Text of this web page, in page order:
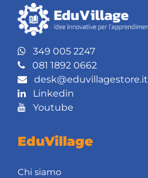
349 005 2247
081 1892 0662
desk@eduvillagestore.it
Linkedin
Youtube
EduVillage
Chi siamo